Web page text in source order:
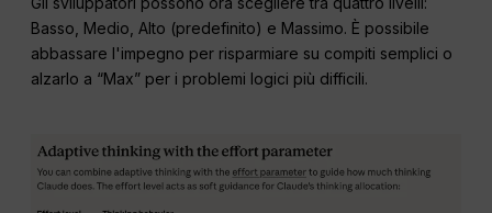
Basso, Medio, Alto (predefinito) e Massimo. È possibile
abbassare l'impegno per risparmiare su compiti semplici o
alzarlo a “Max” per i problemi logici più difficili.